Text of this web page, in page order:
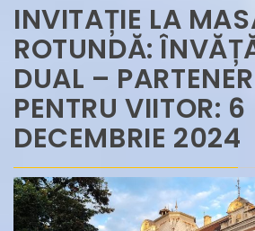
INVITAȚIE LA
ROTUNDĂ:
DUAL –
PENTRU VIITOR: 6
DECEMBRIE 2024